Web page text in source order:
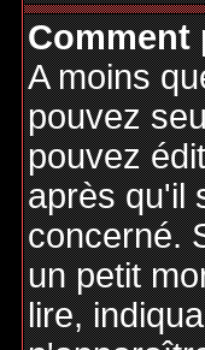
Comment
A moins
pouvez
pouvez
après qu'il
concerné.
un petit
lire,